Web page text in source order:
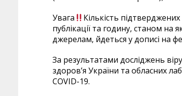
Увага
Кількість
публікації та годину, станом на
джерелам, йдеться у дописі на
За результатами досліджень
здоров’я України та обласних
COVID-19.